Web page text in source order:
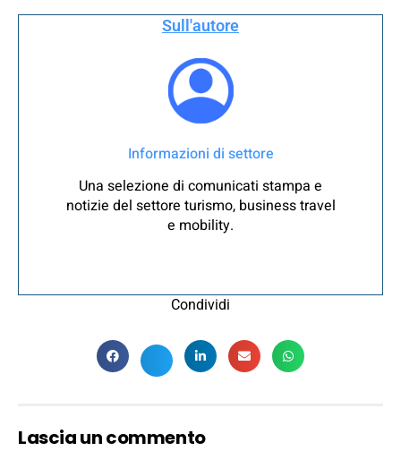
Sull'autore
Informazioni di settore
Una selezione di comunicati stampa e
notizie del settore turismo, business travel
e mobility.
Condividi
Lascia un commento